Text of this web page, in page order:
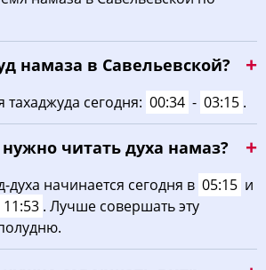
12:01 15:49 18:49 20:16
12:01 15:48 18:48 20:14
12:00 15:47 18:46 20:12
12:00 15:46 18:44 20:10
12:00
намаза в Савельевской?
сегодня: 00:34 - 03:15 .
читать духа намаз?
духа начинается сегодня в 05:15 и
11:53 . Лучше совершать эту